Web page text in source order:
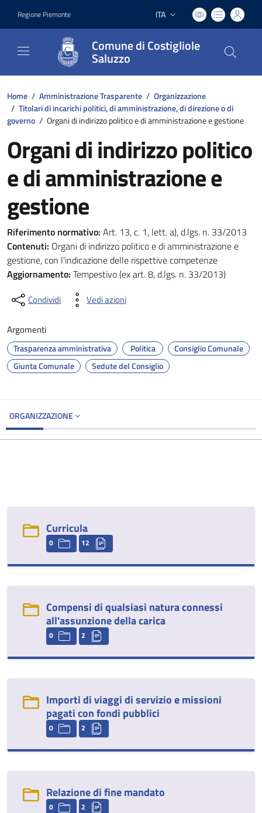
Regione Piemonte Lingua attiva:
ITA
Comune di Costigliole
Saluzzo
Home / Amministrazione Trasparente / Organizzazione
/ Titolari di incarichi politici, di amministrazione, di direzione o di
governo / Organi di indirizzo politico e di amministrazione e gestione
Organi di indirizzo politico
e di amministrazione e
gestione
Riferimento normativo: Art. 13, c. 1, lett. a), d.lgs. n. 33/2013
Contenuti: Organi di indirizzo politico e di amministrazione e
gestione, con l'indicazione delle rispettive competenze
Aggiornamento: Tempestivo (ex art. 8, d.lgs. n. 33/2013)
Condividi Vedi azioni
Argomenti
Trasparenza amministrativa Politica
Consiglio Comunale
Giunta Comunale
Sedute del Consiglio
ORGANIZZAZIONE
Curricula
0 12
Compensi di qualsiasi natura connessi
all'assunzione della carica
0 2
Importi di viaggi di servizio e missioni
pagati con fondi pubblici
0 2
Relazione di fine mandato
0 2